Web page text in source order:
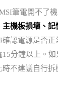
筆電開不了
主機板損壞、記
認電源是否
分鐘以上。
時不建議自行